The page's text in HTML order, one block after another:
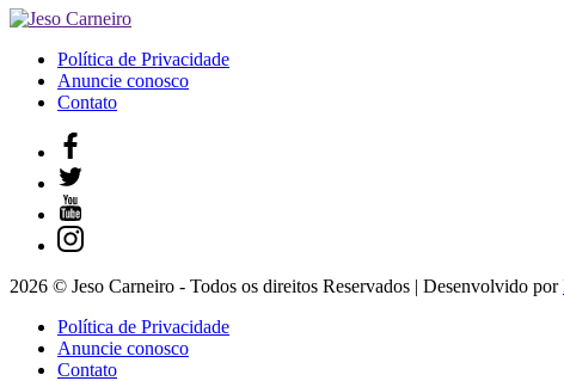
Política de Privacidade
Anuncie conosco
Contato
2026 © Jeso Carneiro - Todos os direitos Reservados | Desenvolvido por
Política de Privacidade
Anuncie conosco
Contato